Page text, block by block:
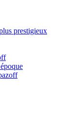
prestigieux